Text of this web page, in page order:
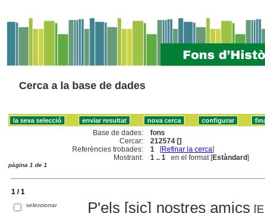
Cerca a la base de dades
Base de dades:
fons
Cercar:
212574 []
Referències trobades:
1 [Refinar la cerca]
Mostrant:
1 .. 1 en el format [Estàndard]
pàgina 1 de 1
1 / 1
seleccionar P'els [sic] nostres amics